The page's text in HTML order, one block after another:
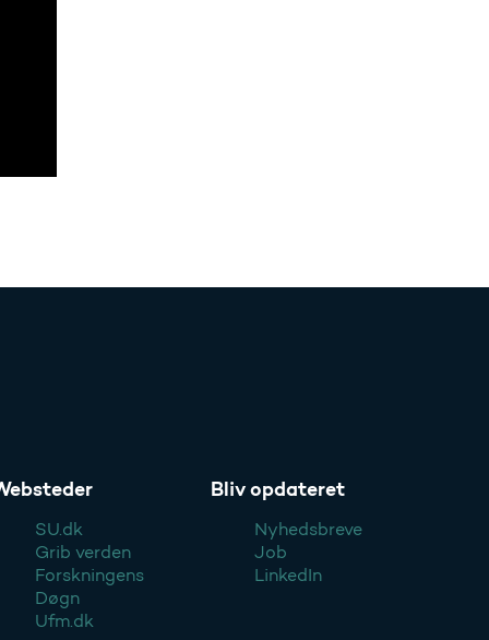
SU.dk
Grib verden
Forskningens
Døgn
Ufm.dk
Bliv opdateret
Nyhedsbreve
Job
LinkedIn